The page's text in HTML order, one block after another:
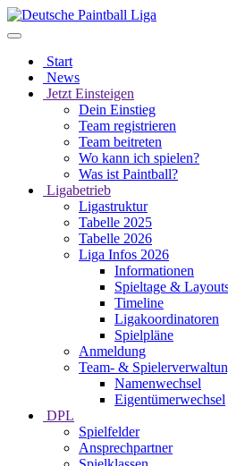
Start
News
Jetzt Einsteigen
Dein Einstieg
Team registrieren
Team beitreten
Wo kann ich spielen?
Was ist Paintball?
Ligabetrieb
Ligastruktur
Tabelle 2025
Tabelle 2026
Liga Infos 2026
Informationen
Spieltage &
Timeline
Ligakoordinatoren
Spielpläne
Anmeldung
Team- &
Namenwechsel
Eigentümerwechsel
DPL
Spielfelder
Ansprechpartner